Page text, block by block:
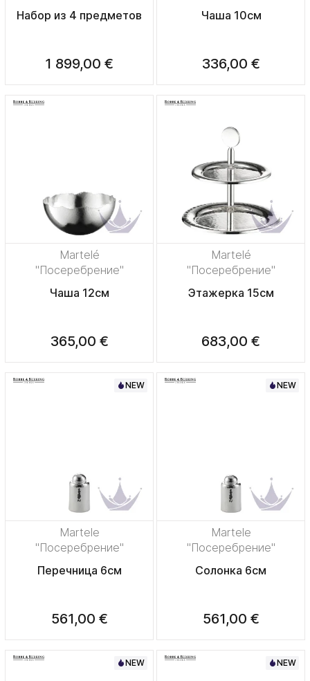
Набор из 4 предметов
1 899,00 €
Чаша 10см
336,00 €
Martelé
"Посеребрение"
Чаша 12см
365,00 €
Martelé
"Посеребрение"
Этажерка 15см
683,00 €
NEW
Martele
"Посеребрение"
Перечница 6см
561,00 €
NEW
Martele
"Посеребрение"
Солонка 6см
561,00 €
NEW NEW